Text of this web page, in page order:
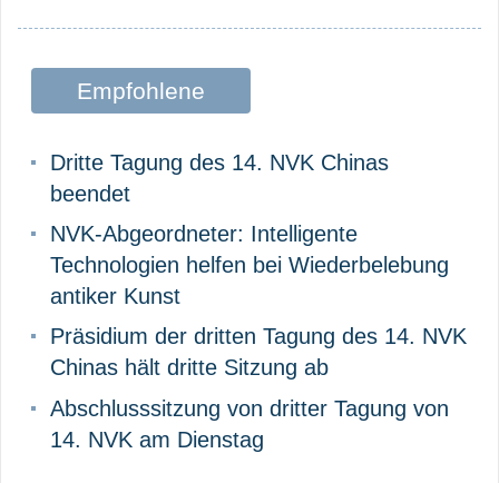
Empfohlene
Dritte Tagung des 14. NVK Chinas
beendet
NVK-Abgeordneter: Intelligente
Technologien helfen bei Wiederbelebung
antiker Kunst
Präsidium der dritten Tagung des 14. NVK
Chinas hält dritte Sitzung ab
Abschlusssitzung von dritter Tagung von
14. NVK am Dienstag